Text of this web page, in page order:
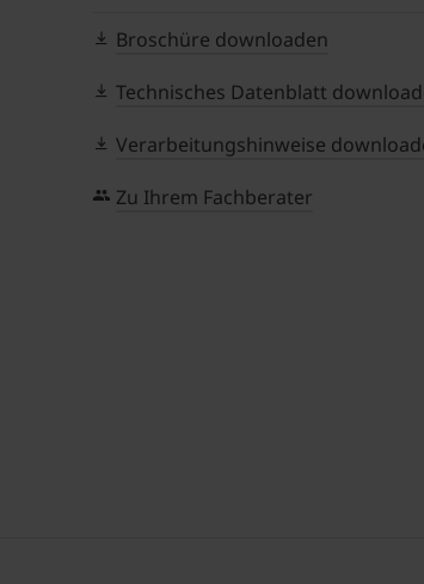
Broschüre downloaden
Technisches Datenblatt
Verarbeitungshinweise
Zu Ihrem Fachberater